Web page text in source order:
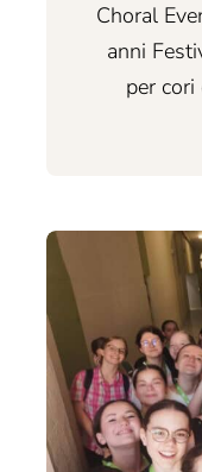
Choral
anni
per